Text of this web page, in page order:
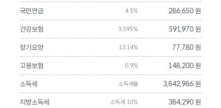
국민연금 4.5% 286,650 원
건강보험 3.595% 591,970 원
장기요양 13.14% 77,780 원
고용보험 0.9% 148,200 원
소득세 소득세율 3,842,986 원
지방소득세 소득세 10% 384,290 원